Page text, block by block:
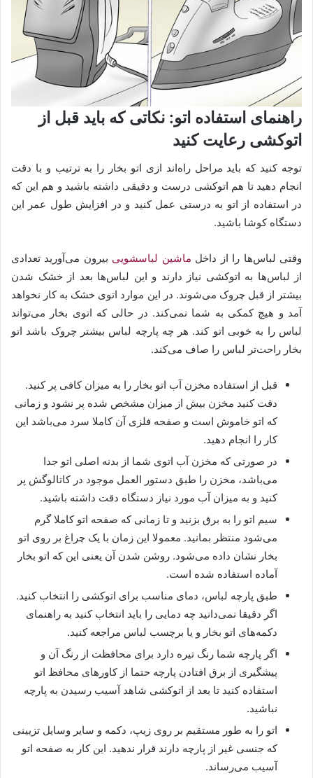
راهنمای استفاده اتو: نکاتی که باید قبل از
اتوکشی رعایت کنید
توجه کنید که باید مراحل راه‌اند ازی اتو بخار را به ترتیب و با دقت
انجام دهید تا هم اتوکشی درست و دقیقی داشته باشید و هم این که
در استفاده از اتو به درستی عمل کنید و در افزایش طول عمر این
دستگاه کوشا باشید.
وقتی لباس‌ها را از داخل ماشین لباسشویی بیرون می‌آورید تعدادی
از لباس‌ها به اتوکشی نیاز دارند و این لباس‌ها بعد از خشک شدن
بیشتر از قبل چروک می‌شوند. در این موارد اتوی خشک به کار نخواهد
آمد و هیچ کمکی به شما نمی‌کند. در حالی که اتوی بخار می‌تواند
لباس را به خوبی اتو کند. هر چه پارچه لباس بیشتر چروک باشد اتو
بخار راحت‌تر لباس را صاف می‌کند.
قبل از استفاده مخزن آب اتو بخار را به میزان کافی پر کنید.
دقت کنید مخزن بیش از میزان مشخص شده پر نشود و زمانی
که اتو خاموش است و صفحه فلزی آن کاملا سرد می‌باشد این
کار را انجام دهید.
در صورتی که مخزن آب اتوی شما از بدنه اصلی اتو جدا
می‌باشد، مخزن را طبق دستور العمل موجود در کاتالوگش پر
کنید و به میزان آب مورد نیاز دستگاه دقت داشته باشید.
سیم اتو را به برق بزنید و تا زمانی که صفحه اتو کاملا گرم
می‌شود منتظر بمانید. معمولا این زمان با یک چراغ بر روی اتو
بخار نشان داده می‌شود. روشن شدن آن یعنی این که اتو بخار
آماده استفاده شده است.
طبق پارچه لباس، دمای مناسب برای اتوکشی را انتخاب کنید.
اگر دقیقا نمی‌دانید چه دمایی را باید انتخاب کنید به راهنمای
دکمه‌های اتو بخار و یا برچسب لباس مراجعه کنید.
اگر پارچه شما رنگ تیره دارد برای محافظت از رنگ آن و
پیشگیری از برق افتادن پارچه حتما از کاورهای محافظ اتو
استفاده کنید تا بعد از اتوکشی شاهد آسیب رسیدن به پارچه
نباشید.
اتو را به طور مستقیم بر روی زیپ، دکمه و سایر وسایل تزیینی
که جنسی غیر از پارچه دارند قرار ندهید. این کار به صفحه اتو
آسیب می‌رساند.